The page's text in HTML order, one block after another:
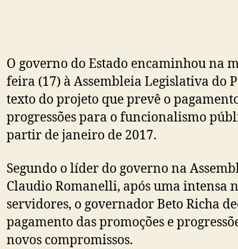
O governo do Estado encaminhou na
feira (17) à Assembleia Legislativa do
texto do projeto que prevê o
progressões para o funcionalismo
partir de janeiro de 2017.
Segundo o líder do governo na
Claudio Romanelli, após uma intensa
servidores, o governador Beto Richa
pagamento das promoções e
novos compromissos.